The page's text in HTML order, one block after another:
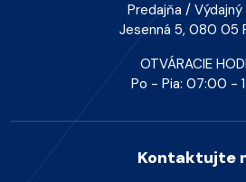
Predajňa / Výdajný
Jesenná 5, 080 05
OTVÁRACIE
Po - Pia: 07:00 -
Kontaktujte